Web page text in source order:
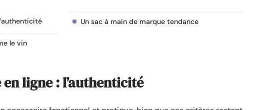
le vin
Un sac à main de marque tendance
ligne : l’authenticité